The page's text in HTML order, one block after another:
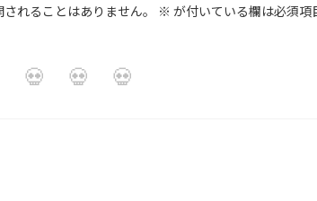
れることはありません。 ※ が付いている欄は必須項